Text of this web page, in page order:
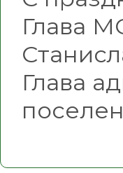
Глава
Глава